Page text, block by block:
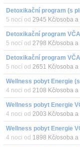
Detoxikační program (s
5 nocí od 2945 Kč/osoba a
5 nocí od 2798 Kč/osoba a
5 nocí od 2651 Kč/osoba a
Wellness pobyt Energie
4 noci od 2108 Kč/osoba a
4 noci od 2003 Kč/osoba a
4 noci od 1898 Kč/osoba a